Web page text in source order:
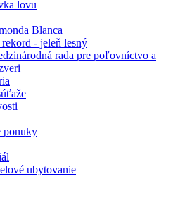
lovu
Blanca
- jeleň lesný
rada pre poľovníctvo a
ponuky
ubytovanie